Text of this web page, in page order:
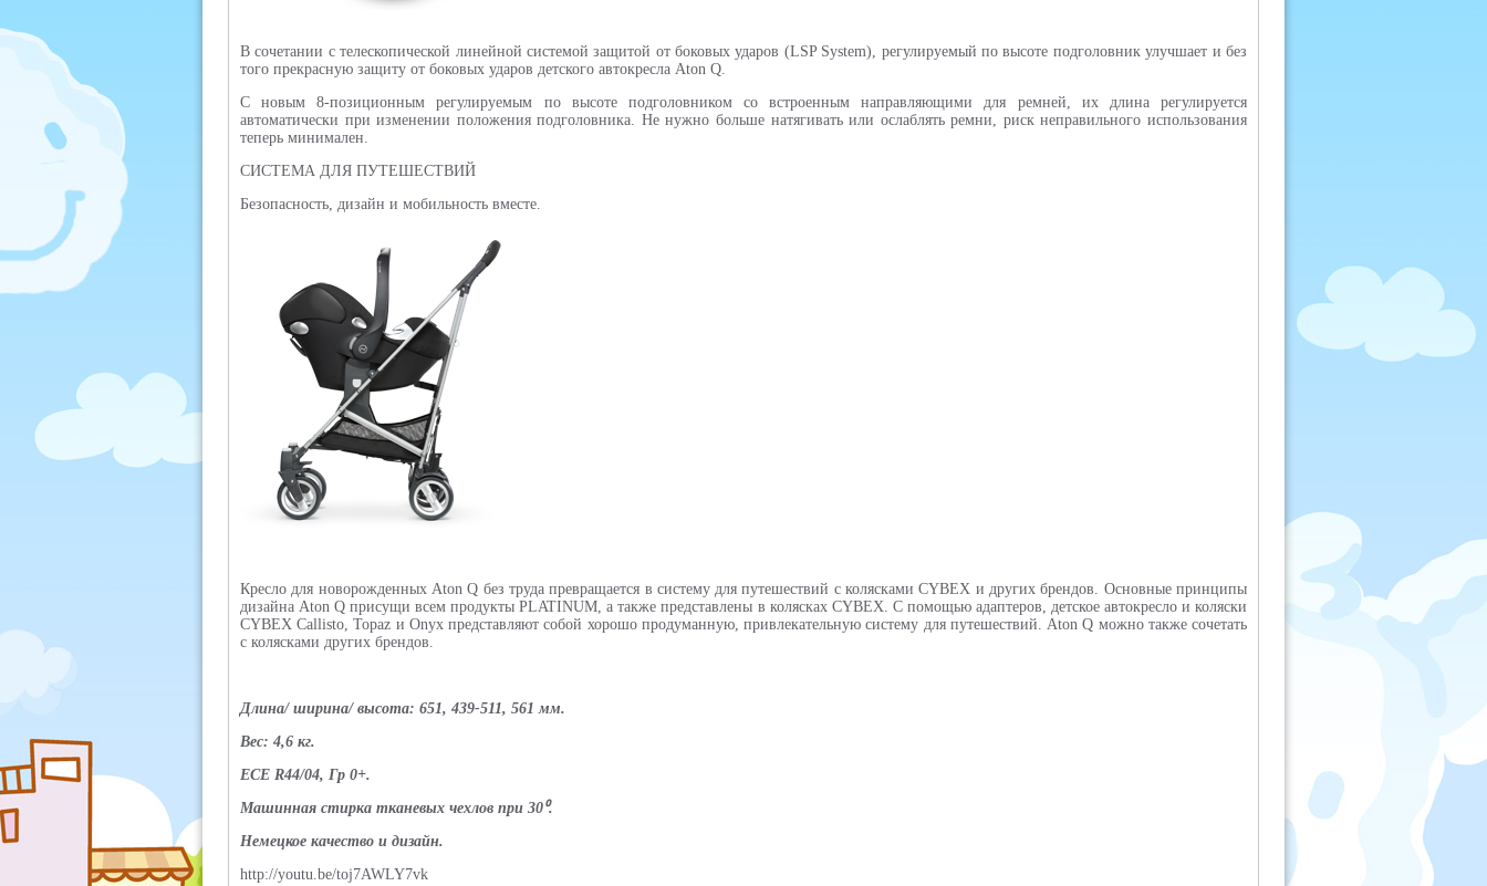
В сочетании с телескопической линейной системой защитой от боковых ударов (LSP System), регулируемый по высоте подголовник улучшает и без
того прекрасную защиту от боковых ударов детского автокресла Aton Q.
C новым 8-позиционным регулируемым по высоте подголовником со встроенным направляющими для ремней, их длина регулируется
автоматически при изменении положения подголовника. Не нужно больше натягивать или ослаблять ремни, риск неправильного использования
теперь минимален.
СИСТЕМА ДЛЯ ПУТЕШЕСТВИЙ
Безопасность, дизайн и мобильность вместе.
Кресло для новорожденных Aton Q без труда превращается в систему для путешествий с колясками CYBEX и других брендов. Основные принципы
дизайна Aton Q присущи всем продукты PLATINUM, а также представлены в колясках CYBEX. С помощью адаптеров, детское автокресло и коляски
CYBEX Callisto, Topaz и Onyx представляют собой хорошо продуманную, привлекательную систему для путешествий. Aton Q можно также сочетать
с колясками других брендов.
Длина/ ширина/ высота: 651, 439-511, 561 мм.
Вес: 4,6 кг.
ECE R44/04, Гр 0+.
Машинная стирка тканевых чехлов при 30⁰.
Немецкое качество и дизайн.
http://youtu.be/toj7AWLY7vk